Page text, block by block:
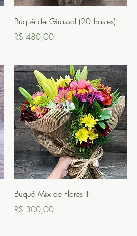
Visualização rápida
Buquê de Girassol (20 hastes)
Preço
R$ 480,00
Visualização rápida
Buquê Mix de Flores III
Preço
R$ 300,00